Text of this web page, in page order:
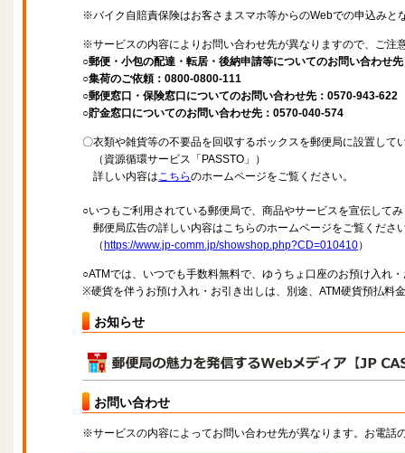
※バイク自賠責保険はお客さまスマホ等からのWebでの申込みと
※サービスの内容によりお問い合わせ先が異なりますので、ご注
○郵便・小包の配達・転居・後納申請等についてのお問い合わせ
○集荷のご依頼：0800-0800-111
○郵便窓口・保険窓口についてのお問い合わせ先：0570-943-622
○貯金窓口についてのお問い合わせ先：0570-040-574
〇衣類や雑貨等の不要品を回収するボックスを郵便局に設置して
（資源循環サービス「PASSTO」）
詳しい内容はこちらのホームページをご覧ください。
○いつもご利用されている郵便局で、商品やサービスを宣伝して
郵便局広告の詳しい内容はこちらのホームページをご覧くださ
（ https://www.jp-comm.jp/showshop.php?CD=010410）
○ATMでは、いつでも手数料無料で、ゆうちょ口座のお預け入れ
※硬貨を伴うお預け入れ・お引き出しは、別途、ATM硬貨預払料
お知らせ
お問い合わせ
※サービスの内容によってお問い合わせ先が異なります。お電話